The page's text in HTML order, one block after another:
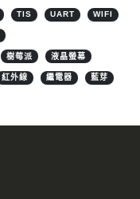
TIS UART WIFI
樹莓派 液晶螢幕
紅外線 繼電器 藍芽